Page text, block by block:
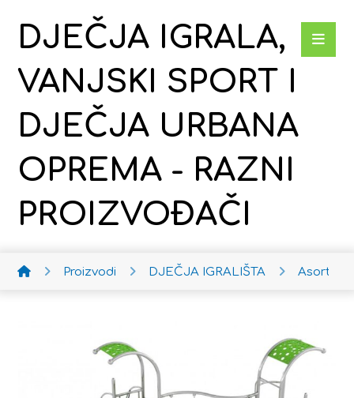
DJEČJA IGRALA,
VANJSKI SPORT I
DJEČJA URBANA
OPREMA - RAZNI
PROIZVOĐAČI
Proizvodi DJEČJA IGRALIŠTA